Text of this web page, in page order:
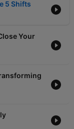
5 Shifts
Your